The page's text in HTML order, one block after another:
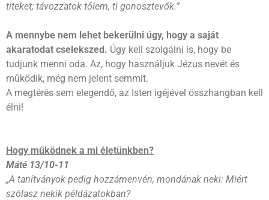
titeket; távozzatok tőlem, ti gonosztevők.”
A mennybe nem lehet bekerülni úgy, hogy a saját
akaratodat cselekszed. Úgy kell szolgálni is, hogy be
tudjunk menni oda. Az, hogy használjuk Jézus nevét és
működik, még nem jelent semmit.
A megtérés sem elegendő, az Isten igéjével összhangban kell
élni!
Hogy működnek a mi életünkben?
Máté 13/10-11
„A tanítványok pedig hozzámenvén, mondának neki: Miért
szólasz nekik példázatokban?